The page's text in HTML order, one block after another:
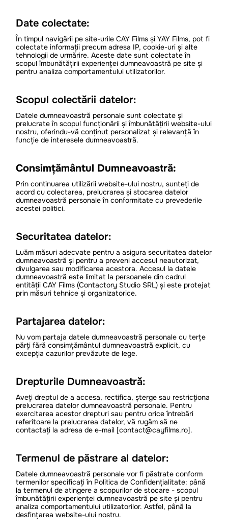
Date colectate:
În timpul navigării pe site-urile CAY Films și YAY Films, pot fi
colectate informații precum adresa IP, cookie-uri și alte
tehnologii de urmărire. Aceste date sunt colectate în
scopul îmbunătățirii experienței dumneavoastră pe site și
pentru analiza comportamentului utilizatorilor.
Scopul colectării datelor:
Datele dumneavoastră personale sunt colectate și
prelucrate în scopul funcționării și îmbunătățirii website-ului
nostru, oferindu-vă conținut personalizat și relevanță în
funcție de interesele dumneavoastră.
Consimțământul Dumneavoastră:
Prin continuarea utilizării website-ului nostru, sunteți de
acord cu colectarea, prelucrarea și stocarea datelor
dumneavoastră personale în conformitate cu prevederile
acestei politici.
Securitatea datelor:
Luăm măsuri adecvate pentru a asigura securitatea datelor
dumneavoastră și pentru a preveni accesul neautorizat,
divulgarea sau modificarea acestora. Accesul la datele
dumneavoastră este limitat la persoanele din cadrul
entității CAY Films (Contactory Studio SRL) și este protejat
prin măsuri tehnice și organizatorice.
Partajarea datelor:
Nu vom partaja datele dumneavoastră personale cu terțe
părți fără consimțământul dumneavoastră explicit, cu
excepția cazurilor prevăzute de lege.
Drepturile Dumneavoastră:
Aveți dreptul de a accesa, rectifica, șterge sau restricționa
prelucrarea datelor dumneavoastră personale. Pentru
exercitarea acestor drepturi sau pentru orice întrebări
referitoare la prelucrarea datelor, vă rugăm să ne
contactați la adresa de e-mail [contact@cayfilms.ro].
Termenul de păstrare al datelor:
Datele dumneavoastră personale vor fi păstrate conform
termenilor specificați în Politica de Confidențialitate: până
la termenul de atingere a scopurilor de stocare - scopul
îmbunătățirii experienței dumneavoastră pe site și pentru
analiza comportamentului utilizatorilor. Astfel, până la
desfințarea website-ului nostru.